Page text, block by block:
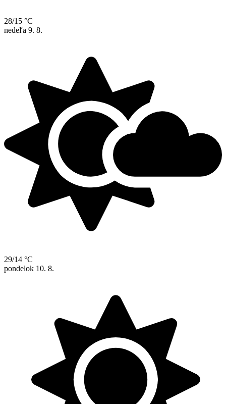
28/15 °C
nedeľa 9. 8.
29/14 °C
pondelok 10. 8.